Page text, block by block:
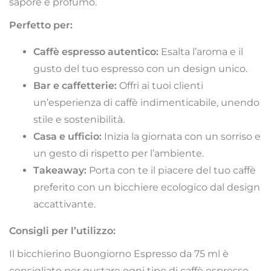
sapore e profumo.
Perfetto per:
Caffè espresso autentico: Esalta l’aroma e il
gusto del tuo espresso con un design unico.
Bar e caffetterie: Offri ai tuoi clienti
un’esperienza di caffè indimenticabile, unendo
stile e sostenibilità.
Casa e ufficio: Inizia la giornata con un sorriso e
un gesto di rispetto per l’ambiente.
Takeaway: Porta con te il piacere del tuo caffè
preferito con un bicchiere ecologico dal design
accattivante.
Consigli per l’utilizzo:
Il bicchierino Buongiorno Espresso da 75 ml è